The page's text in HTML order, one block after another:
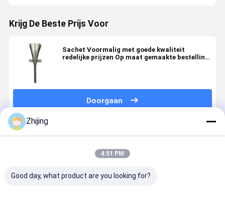
Krijg De Beste Prijs Voor
Sachet Voormalig met goede kwaliteit
redelijke prijzen Op maat gemaakte bestelling
Doorgaan
Geadviseerde Producten
Zhijing
4:51 PM
Good day, what product are you looking for?